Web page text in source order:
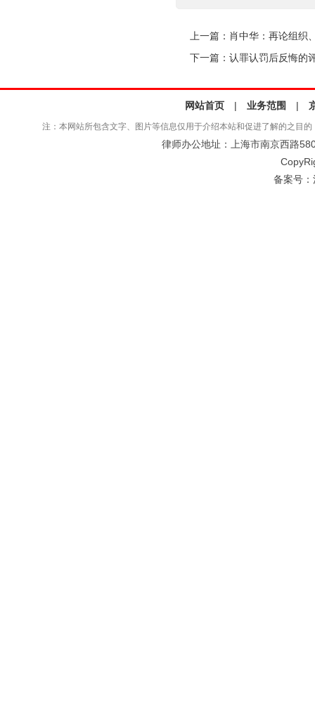
上一篇： 肖中华：再论组织
下一篇： 认罪认罚后反悔的
网站首页 | 业务范围 |
注：本网站所包含文字、图片等信息仅用于介绍本站和促进了解的之目
律师办公地址：上海市南京西路
备案号：